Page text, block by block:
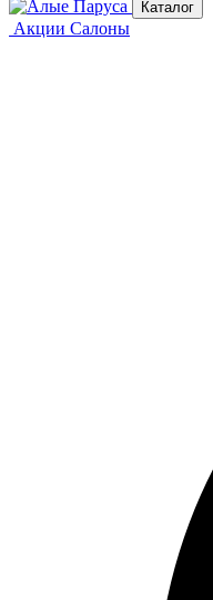
Каталог
Акции Салоны